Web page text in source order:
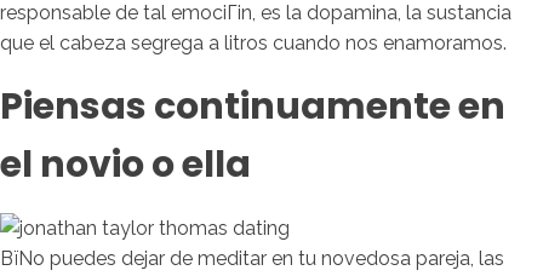
responsable de tal emociГіn, es la dopamina, la sustancia
que el cabeza segrega a litros cuando nos enamoramos.
Piensas continuamente en
el novio o ella
ВїNo puedes dejar de meditar en tu novedosa pareja, las